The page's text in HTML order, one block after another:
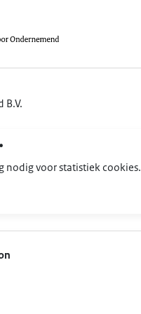
B.V.
nodig voor statistiek cookies.